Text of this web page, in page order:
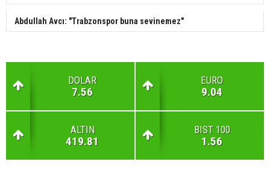
Abdullah Avcı: "Trabzonspor buna sevinemez"
DOLAR
7.56
EURO
9.04
ALTIN
419.81
BIST 100
1.56